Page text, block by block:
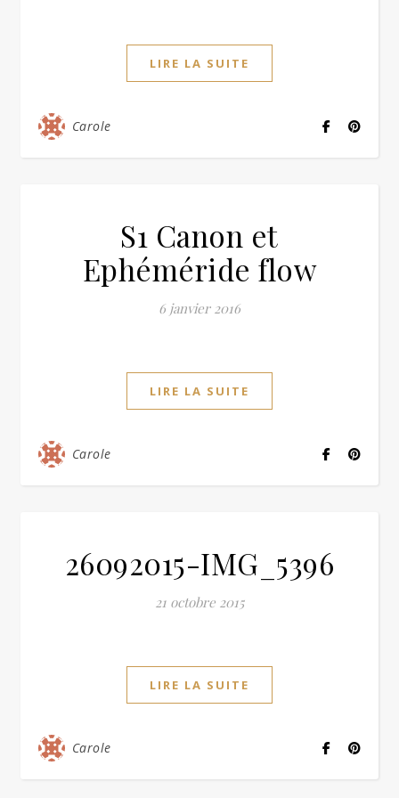
LIRE LA SUITE
Carole
S1 Canon et
Ephéméride flow
6 janvier 2016
LIRE LA SUITE
Carole
26092015-IMG_5396
21 octobre 2015
LIRE LA SUITE
Carole